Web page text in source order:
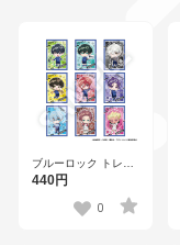
ブルーロック トレー
ディングフレフレン
440円
0